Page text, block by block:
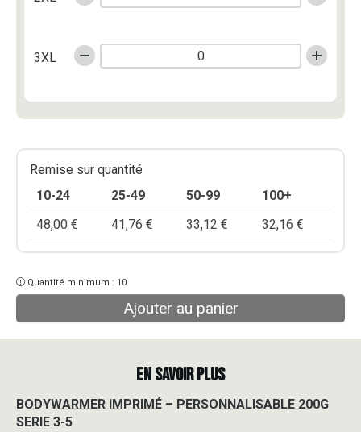
3XL
Remise sur quantité
10-24
25-49 50-99
100+
48,00 € 41,76 € 33,12 € 32,16 €
Quantité minimum : 10
Ajouter au panier
EN SAVOIR PLUS
BODYWARMER IMPRIMÉ – PERSONNALISABLE 200G
SERIE 3-5